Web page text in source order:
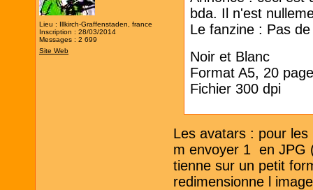
Lieu : Illkirch-Graffenstaden, france
Inscription : 28/03/2014
Messages : 2 699
Site Web
bda. Il n'est
Le fanzine : Pas
Noir et Blanc
Format A5, 20
Fichier 300 dpi
Les avatars : pour
m envoyer 1 en JPG
tienne sur un petit
redimensionne l